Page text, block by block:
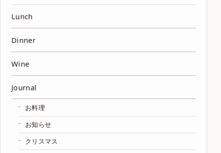
Lunch
Dinner
Wine
Journal
お料理
お知らせ
クリスマス